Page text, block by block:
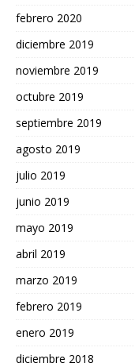
febrero 2020
diciembre 2019
noviembre 2019
octubre 2019
septiembre 2019
agosto 2019
julio 2019
junio 2019
mayo 2019
abril 2019
marzo 2019
febrero 2019
enero 2019
diciembre 2018